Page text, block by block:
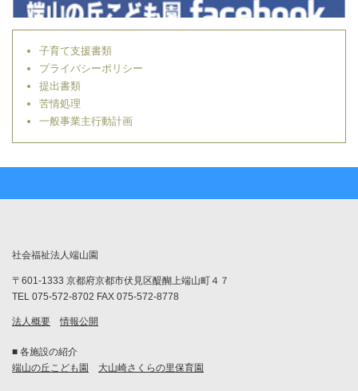
子育て支援書類
プライバシーポリシー
提出書類
苦情処理
一般事業主行動計画
社会福祉法人端山園
〒601-1333 京都府京都市伏見区醍醐上端山町４７
TEL 075-572-8702 FAX 075-572-8778
法人概要 情報公開
■ 各施設の紹介
端山の丘こども園
大山崎さくらの里保育園